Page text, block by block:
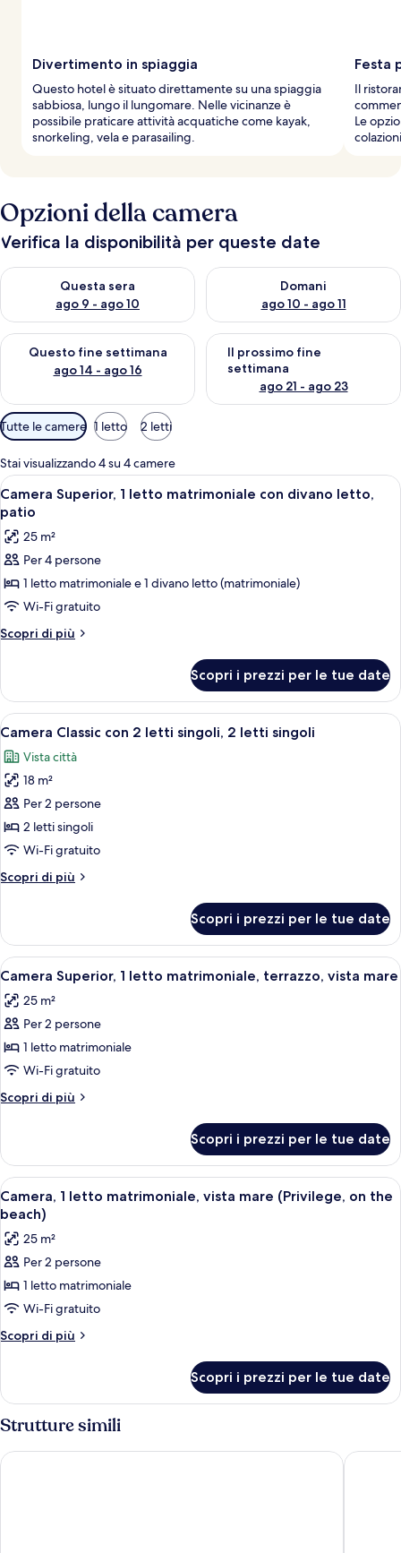
Divertimento in spiaggia
Questo hotel è situato direttamente su una spiaggia
sabbiosa, lungo il lungomare. Nelle vicinanze è
possibile praticare attività acquatiche come kayak,
snorkeling, vela e parasailing.
Festa
Il
Le
Opzioni della camera
Verifica la disponibilità per queste date
Questa sera
ago 9 - ago 10
Verifica la disponibilità per questa sera, ago 9 - ago 10
Domani
ago 10 - ago 11
Verifica la disponibilità per
Questo fine settimana
ago 14 - ago 16
Verifica la disponibilità per questo fine settimana, ago 14 -
Il prossimo fine
settimana
ago 21 - ago 23
Verifica la disponibilità per il
Filtri
disponibili
per
le
camere
Tutte le camere 1 letto 2 letti
Stai visualizzando 4 su 4 camere
Apri
tutte
le
foto
per
Camera
Superior,
1
con
divano
letto,
patio
Una camera d'albergo con un letto,
7
Camera Superior, 1 letto matrimoniale con divano letto,
patio
25 m²
Per 4 persone
1 letto matrimoniale e 1 divano letto (matrimoniale)
Wi-Fi gratuito
Scopri di più
Altri
Superior,
letto
con
divano
patio
Scopri i prezzi per le tue date
Apri
tutte
le
foto
per
Camera
Classic
2
2
letti
singoli
Un letto matrimoniale con lenzuola
6
Camera Classic con 2 letti singoli, 2 letti singoli
Vista città
18 m²
Per 2 persone
2 letti singoli
Wi-Fi gratuito
Scopri di più
Altri
Classic
con
2
singoli,
2
singoli
Scopri i prezzi per le tue date
Apri
tutte
le
foto
per
Camera
Superior,
1
matrimoniale,
terrazzo,
vista
mare
Biancheria da letto di alta qualità,
13
Camera Superior, 1 letto matrimoniale, terrazzo, vista mare
25 m²
Per 2 persone
1 letto matrimoniale
Wi-Fi gratuito
Scopri di più
Altri
Superior,
letto
matrimoniale,
terrazzo,
vista
mare
Scopri i prezzi per le tue date
Apri
tutte
le
foto
per
Camera,
1
letto
mare
on
the
Una camera d'albergo con un letto
7
Camera, 1 letto matrimoniale, vista mare (Privilege, on the
beach)
25 m²
Per 2 persone
1 letto matrimoniale
Wi-Fi gratuito
Scopri di più
Altri
1
matrimoniale,
mare
Scopri i prezzi per le tue date
Strutture simili
Hotel Villa Azur Hotel